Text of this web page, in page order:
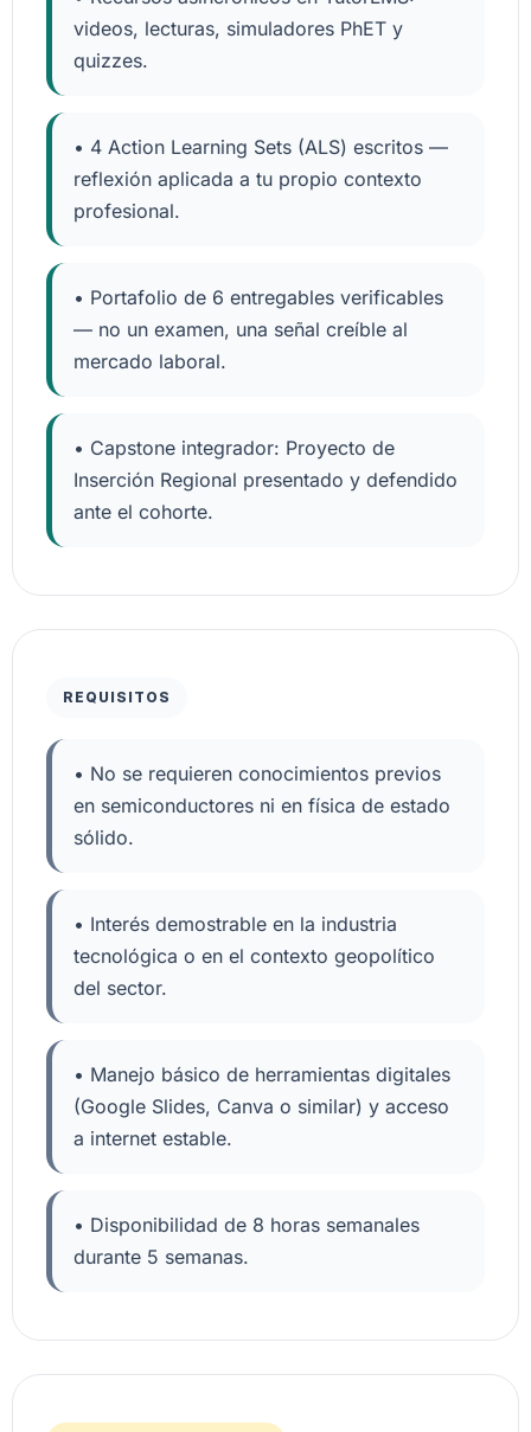
videos, lecturas, simuladores PhET y
quizzes.
• 4 Action Learning Sets (ALS) escritos —
reflexión aplicada a tu propio contexto
profesional.
• Portafolio de 6 entregables verificables
— no un examen, una señal creíble al
mercado laboral.
• Capstone integrador: Proyecto de
Inserción Regional presentado y defendido
ante el cohorte.
REQUISITOS
• No se requieren conocimientos previos
en semiconductores ni en física de estado
sólido.
• Interés demostrable en la industria
tecnológica o en el contexto geopolítico
del sector.
• Manejo básico de herramientas digitales
(Google Slides, Canva o similar) y acceso
a internet estable.
• Disponibilidad de 8 horas semanales
durante 5 semanas.